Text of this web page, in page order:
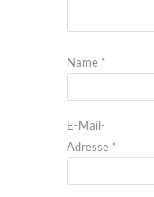
Name *
E-Mail-
Adresse *